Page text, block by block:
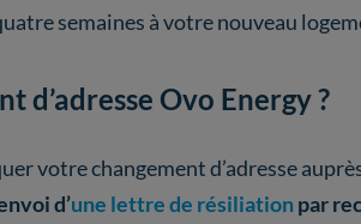
semaines à votre nouveau
d’adresse Ovo Energy ?
votre changement d’adresse
d’une lettre de résiliationpar